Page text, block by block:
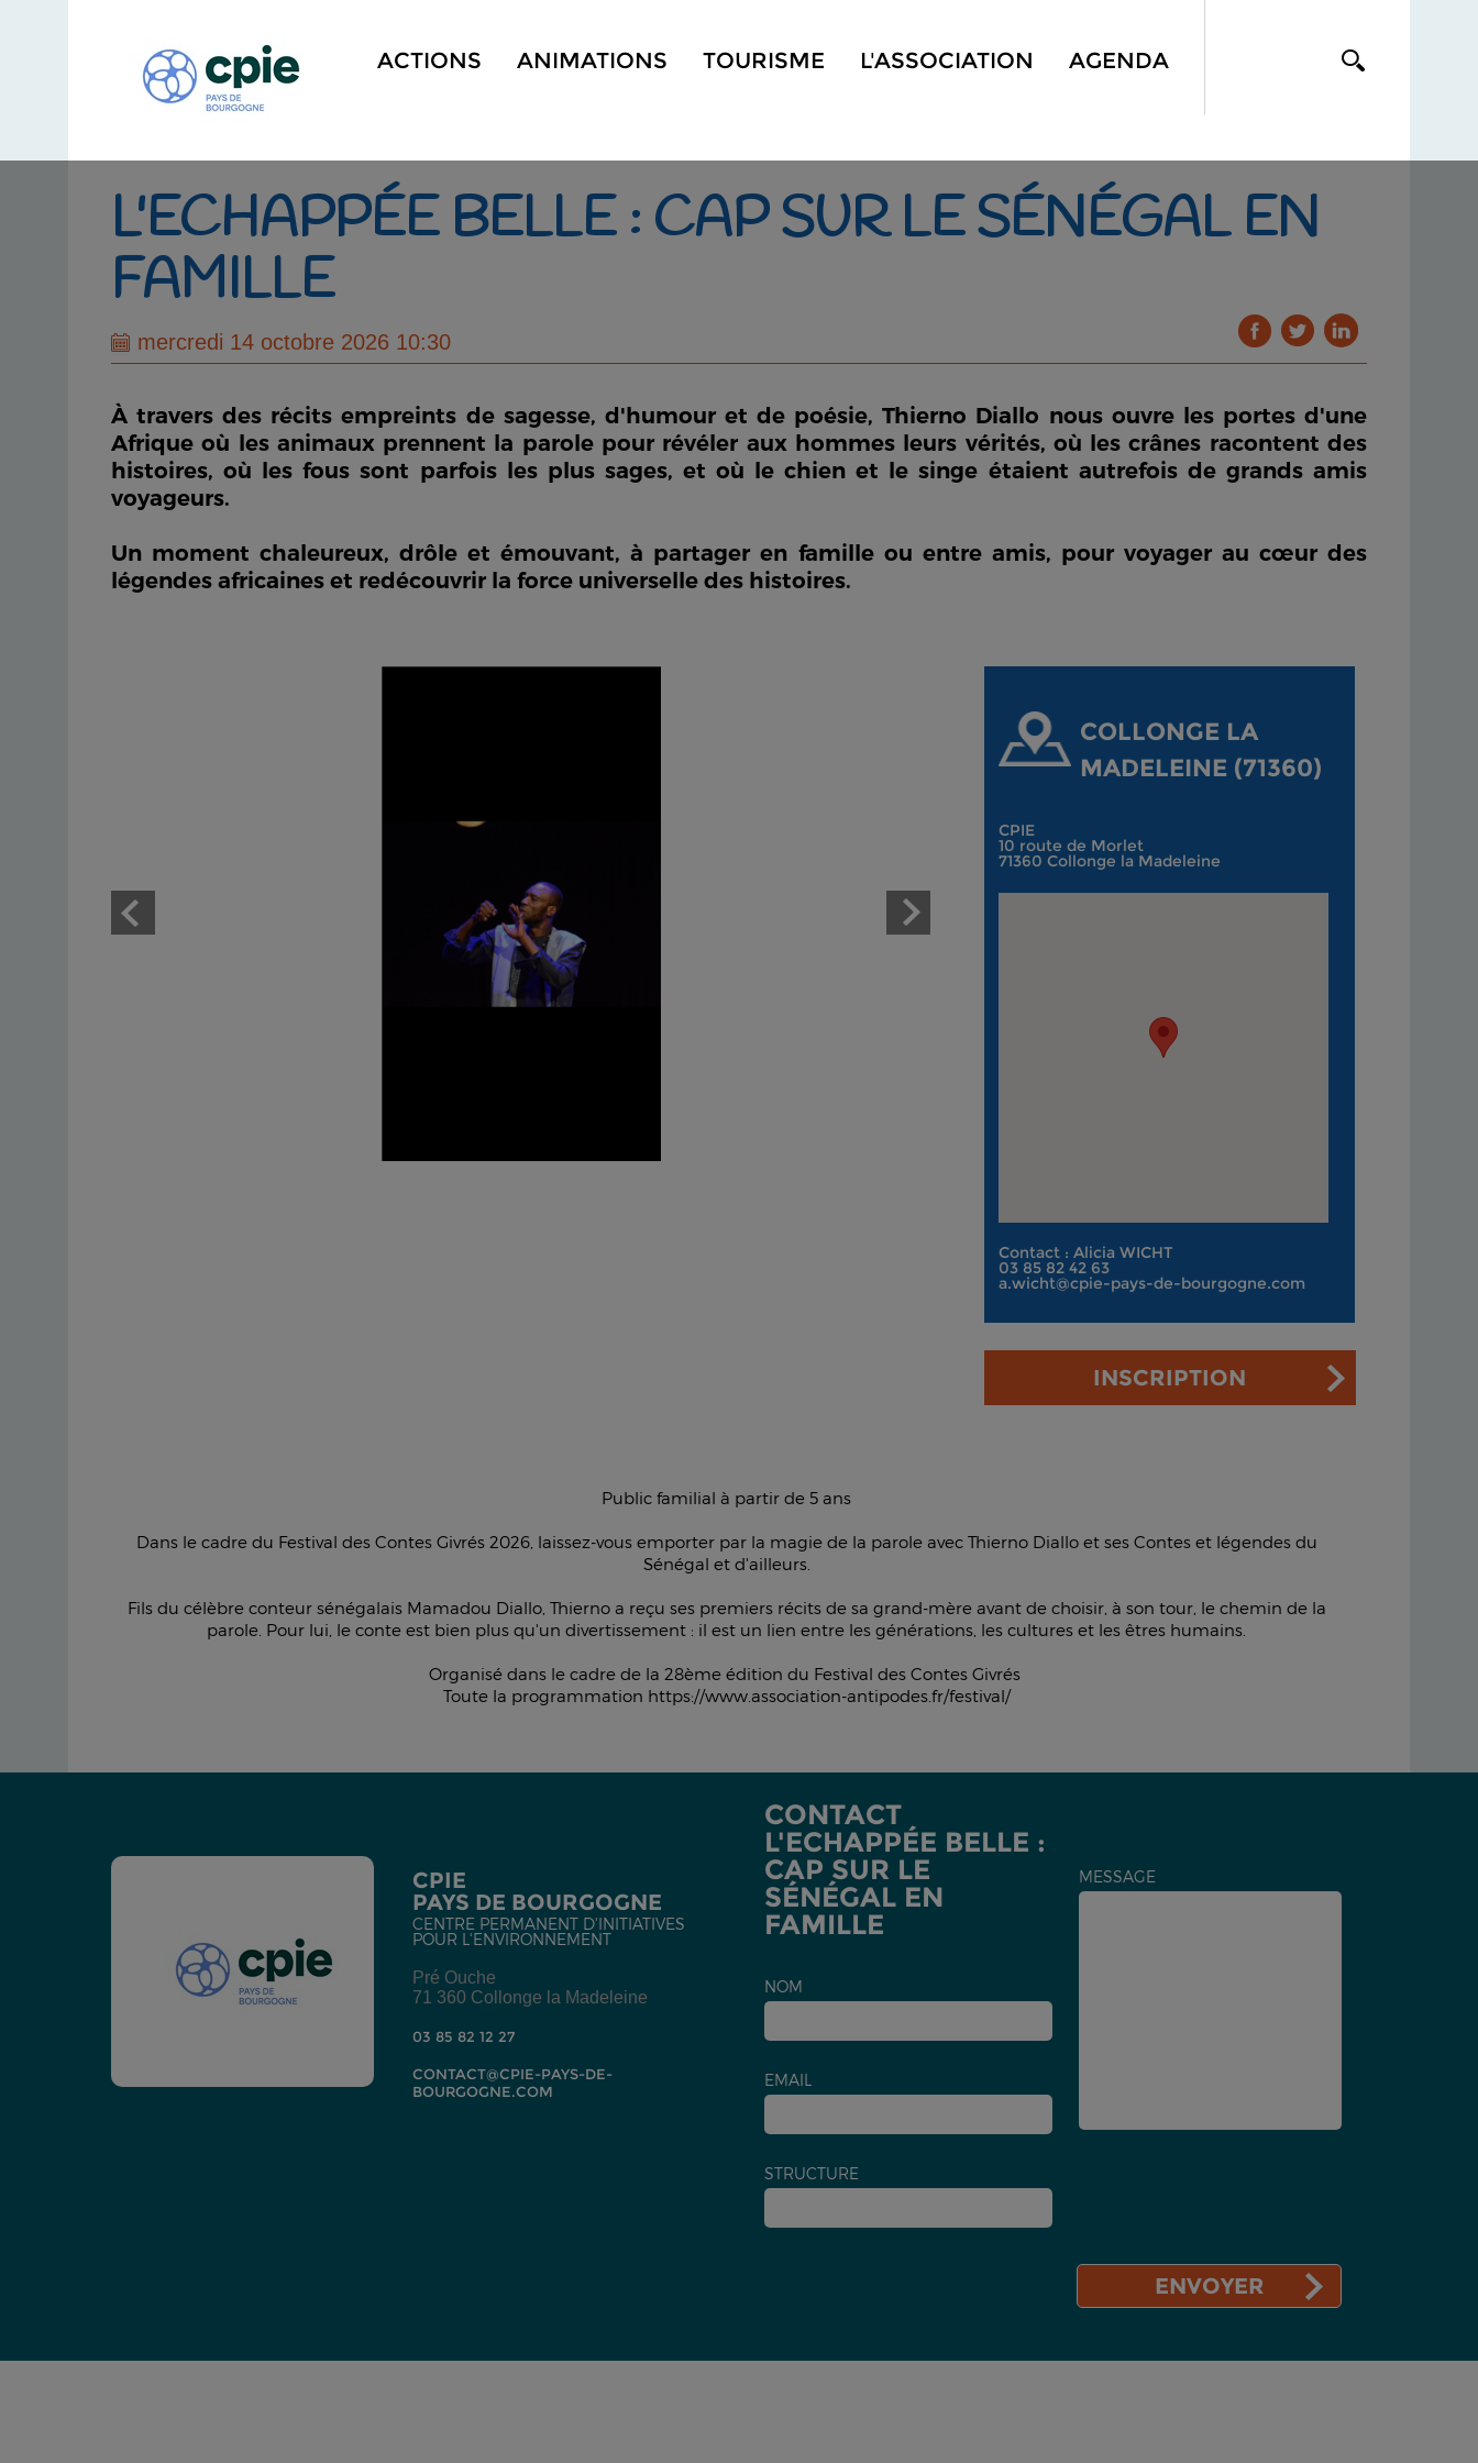
ACTIONS ANIMATIONS TOURISME L'ASSOCIATION AGENDA
L'ECHAPPÉE BELLE : CAP SUR LE SÉNÉGAL EN
FAMILLE
mercredi 14 octobre 2026 10:30
À travers des récits empreints de sagesse, d'humour et de poésie, Thierno Diallo nous ouvre les portes d'une
Afrique où les animaux prennent la parole pour révéler aux hommes leurs vérités, où les crânes racontent des
histoires, où les fous sont parfois les plus sages, et où le chien et le singe étaient autrefois de grands amis
voyageurs.
Un moment chaleureux, drôle et émouvant, à partager en famille ou entre amis, pour voyager au cœur des
légendes africaines et redécouvrir la force universelle des histoires.
COLLONGE LA
MADELEINE (71360)
CPIE
10 route de Morlet
71360 Collonge la Madeleine
Contact : Alicia WICHT
03 85 82 42 63
a.wicht@cpie-pays-de-bourgogne.com
INSCRIPTION
Public familial à partir de 5 ans
Dans le cadre du Festival des Contes Givrés 2026, laissez-vous emporter par la magie de la parole avec Thierno Diallo et ses Contes et légendes du
Sénégal et d'ailleurs.
Fils du célèbre conteur sénégalais Mamadou Diallo, Thierno a reçu ses premiers récits de sa grand-mère avant de choisir, à son tour, le chemin de la
parole. Pour lui, le conte est bien plus qu'un divertissement : il est un lien entre les générations, les cultures et les êtres humains.
Organisé dans le cadre de la 28ème édition du Festival des Contes Givrés
Toute la programmation https://www.association-antipodes.fr/festival/
CPIE
PAYS DE BOURGOGNE
CENTRE PERMANENT D'INITIATIVES
POUR L'ENVIRONNEMENT
Pré Ouche
71 360 Collonge la Madeleine
03 85 82 12 27
CONTACT@CPIE-PAYS-DE-
BOURGOGNE.COM
CONTACT
L'ECHAPPÉE BELLE :
CAP SUR LE
SÉNÉGAL EN
FAMILLE
NOM
EMAIL
STRUCTURE
MESSAGE